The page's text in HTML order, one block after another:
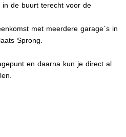
de buurt terecht voor de
met meerdere garage`s in
Sprong.
en daarna kun je direct al